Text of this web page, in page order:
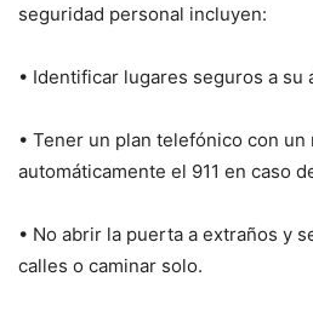
seguridad personal incluyen:
• Identificar lugares seguros a su
• Tener un plan telefónico con
automáticamente el 911 en caso
• No abrir la puerta a extraños y
calles o caminar solo.